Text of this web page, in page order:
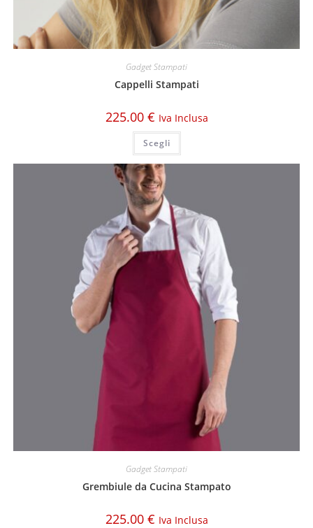
Gadget Stampati
Cappelli Stampati
225.00 € Iva Inclusa
Scegli
Gadget Stampati
Grembiule da Cucina Stampato
225.00 € Iva Inclusa